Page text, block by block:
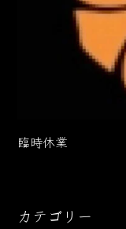
臨時休業
カテゴリー